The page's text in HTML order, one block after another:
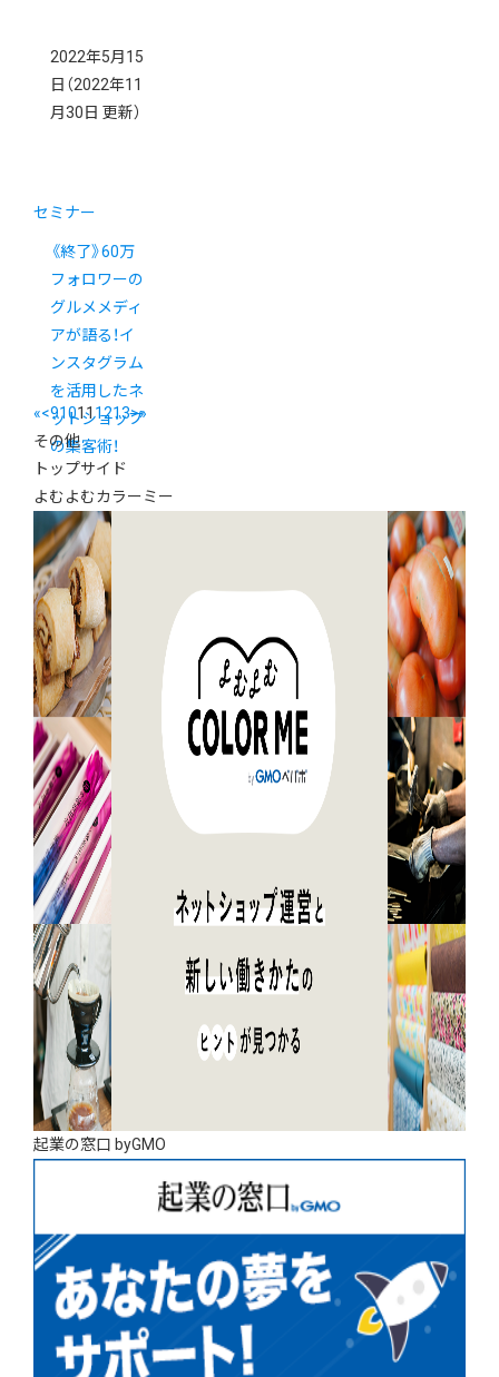
2022年5月15
日 （2022年11
月30日 更新）
セミナー
《終了》60万
フォロワーの
グルメメディ
アが語る！イ
ンスタグラム
を活用したネ
ットショップ
の集客術！
«<910111213>»
その他
トップサイド
よむよむカラーミー
起業の窓口 byGMO